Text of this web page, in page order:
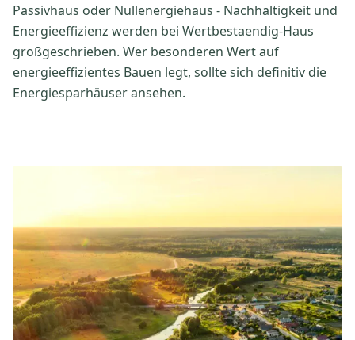
Passivhaus oder Nullenergiehaus - Nachhaltigkeit und
Energieeffizienz werden bei Wertbestaendig-Haus
großgeschrieben. Wer besonderen Wert auf
energieeffizientes Bauen legt, sollte sich definitiv die
Energiesparhäuser ansehen.